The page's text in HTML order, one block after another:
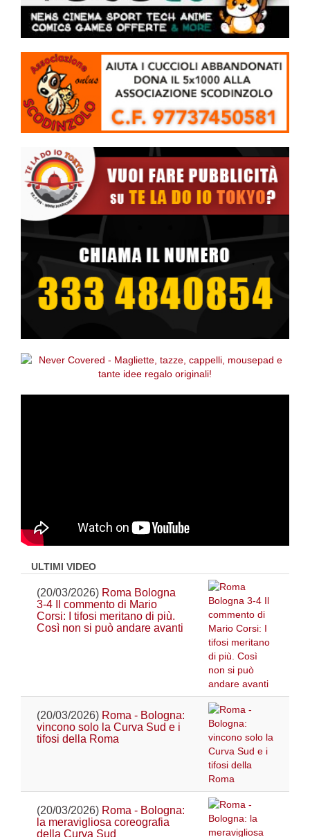
ULTIMI VIDEO
(20/03/2026) Roma Bologna
3-4 Il commento di Mario
Corsi: I tifosi meritano di più.
Così non si può andare avanti
(20/03/2026) Roma - Bologna:
vincono solo la Curva Sud e i
tifosi della Roma
(20/03/2026) Roma - Bologna:
la meravigliosa coreografia
della Curva Sud